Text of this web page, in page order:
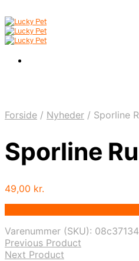
Forside / Nyheder / Sporline
Sporline
49,00 kr.
Varenummer (SKU):
Previous Product
Next Product